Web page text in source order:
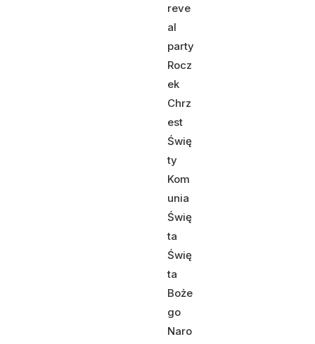
reve
al
party
Rocz
ek
Chrz
est
Świę
ty
Kom
unia
Świę
ta
Świę
ta
Boże
go
Naro